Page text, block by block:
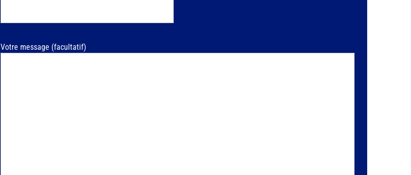
Votre message (facultatif)